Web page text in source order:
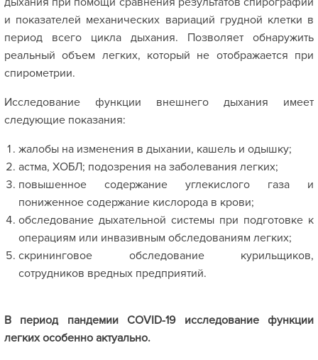
и показателей механических вариаций грудной клетки в
период всего цикла дыхания. Позволяет обнаружить
реальный объем легких, который не отображается при
спирометрии.
Исследование функции внешнего дыхания имеет
следующие показания:
жалобы на изменения в дыхании, кашель и одышку;
астма, ХОБЛ; подозрения на заболевания легких;
повышенное содержание углекислого газа и
пониженное содержание кислорода в крови;
обследование дыхательной системы при подготовке к
операциям или инвазивным обследованиям легких;
скрининговое обследование курильщиков,
сотрудников вредных предприятий.
В период пандемии COVID-19 исследование функции
легких особенно актуально.